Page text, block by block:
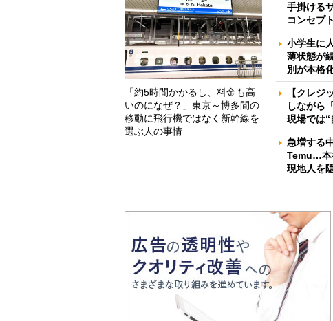
「約5時間かかるし、料金も高
いのになぜ？」東京～博多間の
移動に飛行機ではなく新幹線を
選ぶ人の事情
手掛ける
コンセプ
小学生に
薄状態が
別が本格
【クレジ
しながら
現場では“
急増する
Temu…本
現地人を